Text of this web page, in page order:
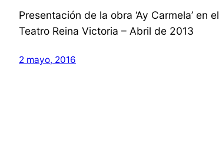
Presentación de la obra ‘Ay Carmela’ en el
Teatro Reina Victoria – Abril de 2013
2 mayo, 2016